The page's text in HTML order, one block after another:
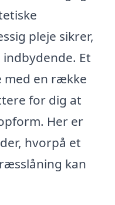
pleje sikrer,
Et
en række
for dig at
Her er
hvorpå et
kan